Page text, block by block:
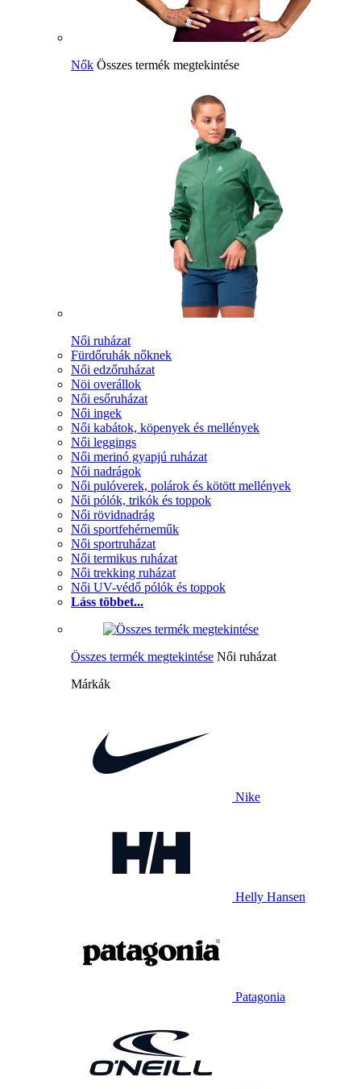
Nők Összes termék megtekintése
Női ruházat
Fürdőruhák nőknek
Női edzőruházat
Nöi overállok
Női esőruházat
Női ingek
Női kabátok, köpenyek és mellények
Női leggings
Női merinó gyapjú ruházat
Női nadrágok
Női pulóverek, polárok és kötött mellények
Női pólók, trikók és toppok
Női rövidnadrág
Női sportfehérneműk
Női sportruházat
Női termikus ruházat
Női trekking ruházat
Női UV-védő pólók és toppok
Láss többet...
Összes termék megtekintése Női ruházat
Márkák
Nike
Helly Hansen
Patagonia